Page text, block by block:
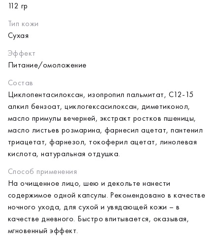
112 гр
Тип кожи
Сухая
Эффект
Питание/омоложение
Состав
Циклопентасилоксан, изопропил пальмитат, С12-15
алкил бензоат, циклогексасилоксан, диметиконол,
масло примулы вечерней, экстракт ростков пшеницы,
масло листьев розмарина, фарнесил ацетат, пантенил
триацетат, фарнезол, токоферил ацетат, линолевая
кислота, натуральная отдушка.
Способ применения
На очищенное лицо, шею и декольте нанести
содержимое одной капсулы. Рекомендовано в качестве
ночного ухода, для сухой и увядающей кожи – в
качестве дневного. Быстро впитывается, оказывая,
мгновенный эффект.